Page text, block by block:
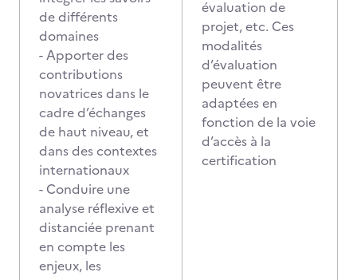
de différents
domaines
- Apporter des
contributions
novatrices dans le
cadre d’échanges
de haut niveau, et
dans des contextes
internationaux
- Conduire une
analyse réflexive et
distanciée prenant
en compte les
enjeux, les
évaluation de
projet, etc. Ces
modalités
d’évaluation
peuvent être
adaptées en
fonction de la voie
d’accès à la
certification